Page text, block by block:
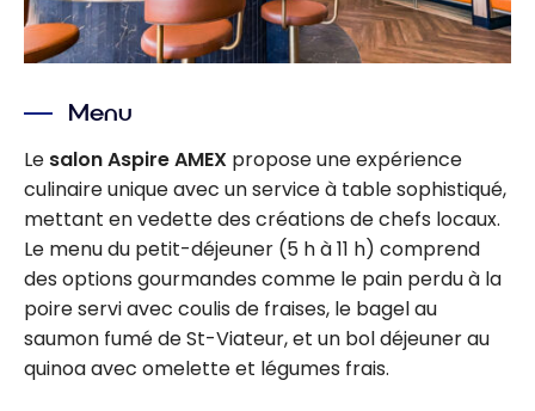
Menu
Le salon Aspire AMEX propose une expérience
culinaire unique avec un service à table sophistiqué,
mettant en vedette des créations de chefs locaux.
Le menu du petit-déjeuner (5 h à 11 h) comprend
des options gourmandes comme le pain perdu à la
poire servi avec coulis de fraises, le bagel au
saumon fumé de St-Viateur, et un bol déjeuner au
quinoa avec omelette et légumes frais.